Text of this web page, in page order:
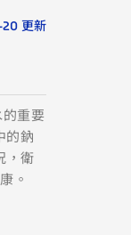
更新
重要
的鈉
，衛
。